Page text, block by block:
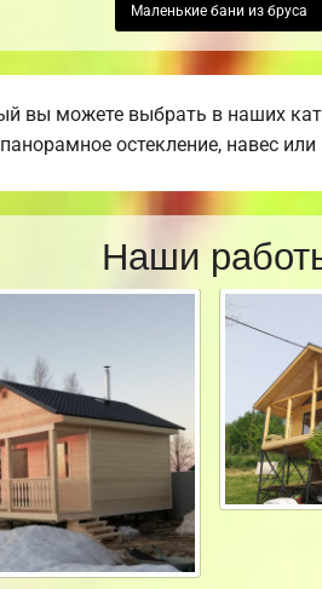
Маленькие бани из бруса
вы можете выбрать в наших
остекление, навес
Наши